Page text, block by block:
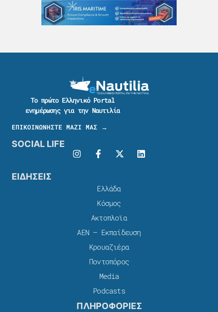
Το πρώτο Ελληνικό Portal
ενημέρωσης για την Ναυτιλία
ΕΠΙΚΟΙΝΩΝΗΣΤΕ ΜΑΖΙ ΜΑΣ →
SOCIAL LIFE
ΕΙΔΗΣΕΙΣ
Ελλάδα
Κόσμος
Ακτοπλοϊα
ΑΕΝ – Εκπαίδευση
Κρουαζιέρα
Ποντοπόρος
Media
Podcasts
ΠΛΗΡΟΦΟΡΙΕΣ